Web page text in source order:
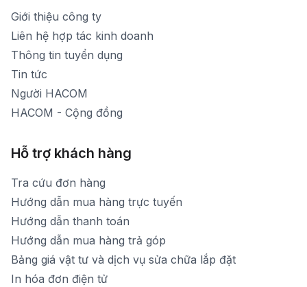
1900 1903 (máy lẻ 160)
[email protected]
Thời gian mở cửa: Từ 8h30-20h hàng ngày
Giới thiệu công ty
Liên hệ hợp tác kinh doanh
Thông tin tuyển dụng
Tin tức
Người HACOM
HACOM - Cộng đồng
Hỗ trợ khách hàng
Tra cứu đơn hàng
Hướng dẫn mua hàng trực tuyến
Hướng dẫn thanh toán
Hướng dẫn mua hàng trả góp
Bảng giá vật tư và dịch vụ sửa chữa lắp đặt
In hóa đơn điện tử